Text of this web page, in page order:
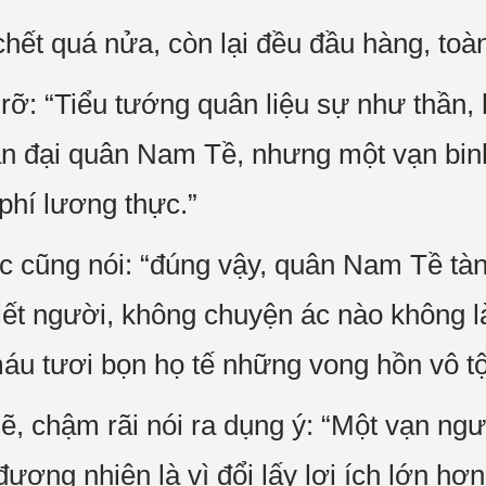
quá nửa, còn lại đều đầu hàng,
“Tiểu tướng quân liệu sự như thần,
đại quân Nam Tề, nhưng một vạn
lương thực.”
cũng nói: “đúng vậy, quân Nam Tề
người, không chuyện ác nào không
tươi bọn họ tế những vong hồn vô
chậm rãi nói ra dụng ý: “Một vạn
nhiên là vì đổi lấy lợi ích lớn